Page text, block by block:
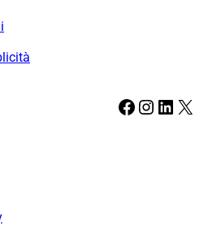
Facebook Instagram LinkedIn X